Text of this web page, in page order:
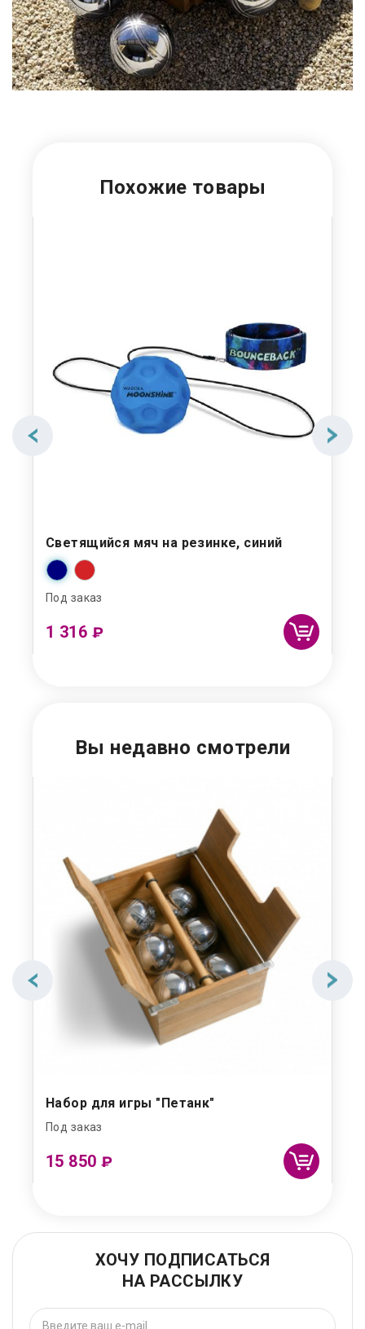
Похожие товары
Светящийся мяч на резинке, синий
Под заказ
1 316 ₽
Вы недавно смотрели
Набор для игры "Петанк"
Под заказ
15 850 ₽
ХОЧУ ПОДПИСАТЬСЯ
НА РАССЫЛКУ